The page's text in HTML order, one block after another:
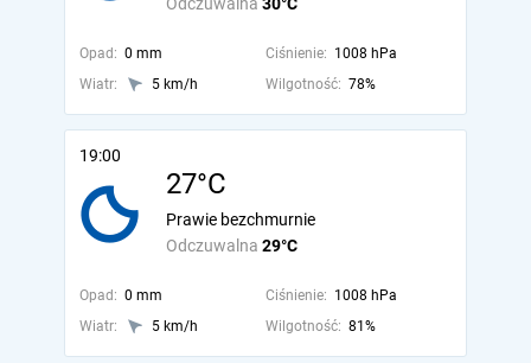
Opad: 0 mm Ciśnienie: 1008 hPa
Wiatr:
5 km/h Wilgotność: 78%
19:00
27°C
Odczuwalna 29°C
Prawie bezchmurnie
Opad: 0 mm Ciśnienie: 1008 hPa
Wiatr:
5 km/h Wilgotność: 81%